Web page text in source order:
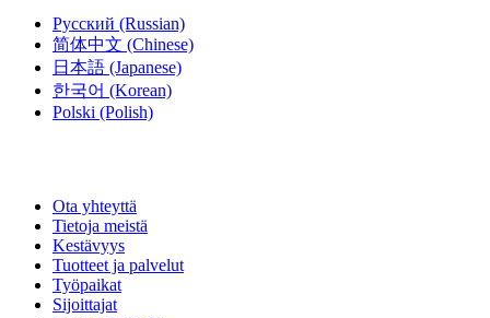
Русский (Russian)
简体中文 (Chinese)
日本語 (Japanese)
한국어 (Korean)
Polski (Polish)
Ota yhteyttä
Tietoja meistä
Kestävyys
Tuotteet ja palvelut
Työpaikat
Sijoittajat